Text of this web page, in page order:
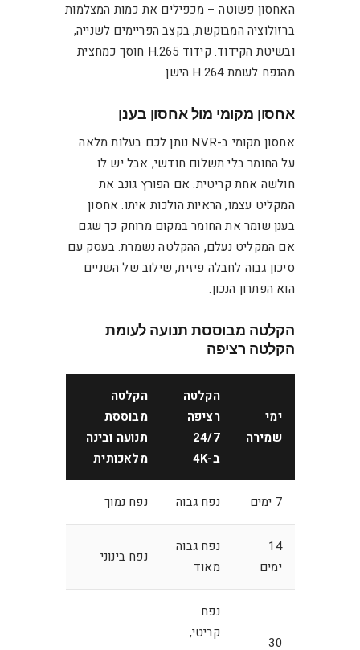
האחסון פשוטה – מכפילים את כמות המצלמות
ברזולוציה המבוקשת, בקצב הפריימים לשנייה,
ובשיטת הקידוד. קידוד H.265 חוסך כמחצית
מהנפח לעומת H.264 הישן.
אחסון מקומי מול אחסון בענן
אחסון מקומי ב-NVR נותן לכם בעלות מלאה
על החומר בלי תשלום חודשי, אבל יש לו
חולשה אחת קריטית. אם הפורץ גונב את
המקליט עצמו, הראיות הולכות איתו. אחסון
בענן שומר את החומר במקום מרוחק כך שגם
אם המקליט נעלם, ההקלטה נשמרת. בעסק עם
סיכון גבוה לחבלה פיזית, שילוב של השניים
הוא הפתרון הנכון.
הקלטה מבוססת תנועה לעומת
הקלטה רציפה
ימי
שמירה
הקלטה
רציפה
24/7
ב-4K
הקלטה
מבוססת
תנועה ובינה
מלאכותית
7 ימים נפח גבוה נפח נמוך
14
ימים
נפח גבוה
מאוד
נפח בינוני
30
נפח
קריטי,